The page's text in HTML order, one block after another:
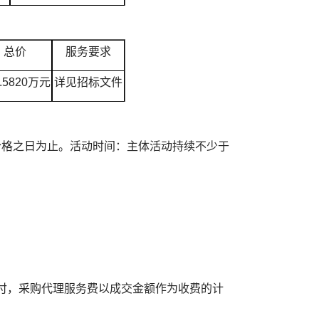
总价 服务要求
万元 详见招标文件
日为止。活动时间：主体活动持续不少于
采购代理服务费以成交金额作为收费的计